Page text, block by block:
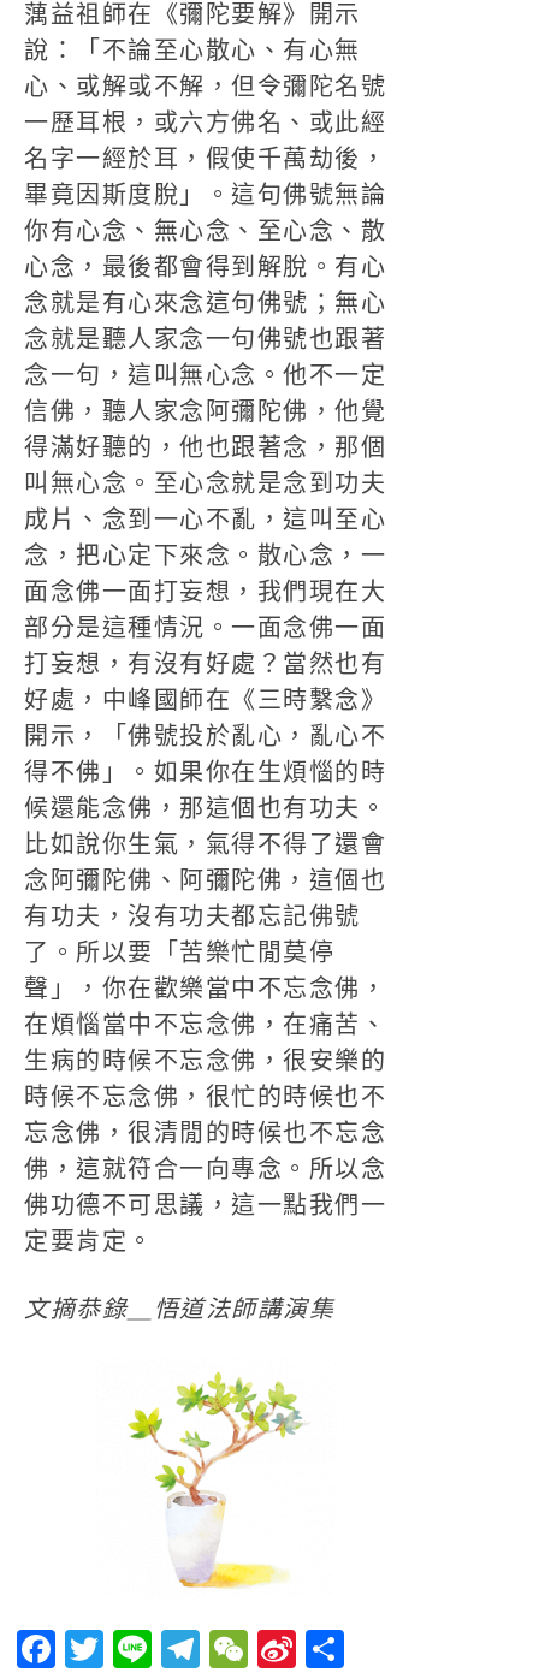
蕅益祖師在《彌陀要解》開示
說：「不論至心散心、有心無
心、或解或不解，但令彌陀名號
一歷耳根，或六方佛名、或此經
名字一經於耳，假使千萬劫後，
畢竟因斯度脫」。這句佛號無論
你有心念、無心念、至心念、散
心念，最後都會得到解脫。有心
念就是有心來念這句佛號；無心
念就是聽人家念一句佛號也跟著
念一句，這叫無心念。他不一定
信佛，聽人家念阿彌陀佛，他覺
得滿好聽的，他也跟著念，那個
叫無心念。至心念就是念到功夫
成片、念到一心不亂，這叫至心
念，把心定下來念。散心念，一
面念佛一面打妄想，我們現在大
部分是這種情況。一面念佛一面
打妄想，有沒有好處？當然也有
好處，中峰國師在《三時繫念》
開示，「佛號投於亂心，亂心不
得不佛」。如果你在生煩惱的時
候還能念佛，那這個也有功夫。
比如說你生氣，氣得不得了還會
念阿彌陀佛、阿彌陀佛，這個也
有功夫，沒有功夫都忘記佛號
了。所以要「苦樂忙閒莫停
聲」，你在歡樂當中不忘念佛，
在煩惱當中不忘念佛，在痛苦、
生病的時候不忘念佛，很安樂的
時候不忘念佛，很忙的時候也不
忘念佛，很清閒的時候也不忘念
佛，這就符合一向專念。所以念
佛功德不可思議，這一點我們一
定要肯定。
文摘恭錄＿悟道法師講演集
Facebook
Twitter
LineTelegram
WeChat
Sina